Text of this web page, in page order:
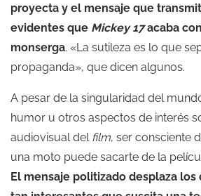
proyecta y el mensaje que
evidentes que Mickey 17acaba
monserga. «La sutileza es lo que
propaganda», que dicen algunos.
A pesar de la singularidad del
humor u otros aspectos de interés
audiovisual del film, ser consciente
una moto puede sacarte de la
El mensaje politizado desplaza